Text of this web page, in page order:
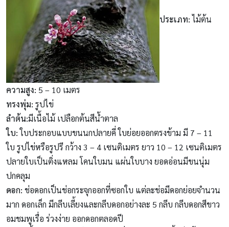
ประเภท:ไม้ต้น
ความสูง: 5 – 10 เมตร
ทรงพุ่ม: รูปไข่
ลำต้น:มีเนื้อไม้ เปลือกต้นสีน้ำตาล
ใบ:ใบประกอบแบบขนนกปลายคี่ ใบย่อยออกตรงข้าม มี 7 – 11
ใบ รูปไข่หรือรูปรี กว้าง 3 – 4 เซนติเมตร ยาว 10 – 12 เซนติเมตร
ปลายใบเป็นติ่งแหลม โคนใบมน แผ่นใบบาง ยอดอ่อนมีขนนุ่ม
ปกคลุม
ดอก: ช่อดอกเป็นช่อกระจุกออกที่ซอกใบ แต่ละช่อมีดอกย่อยจำนวน
มาก ดอกเล็ก มีกลีบเลี้ยงและกลีบดอกอย่างละ 5 กลีบ กลีบดอกสีขาว
อมชมพูเรื่อ ร่วงง่าย ออกดอกตลอดปี